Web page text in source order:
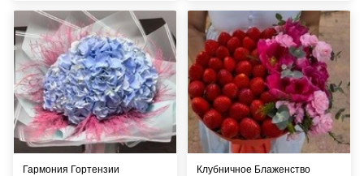
Гармония Гортензии Клубничное Блаженство